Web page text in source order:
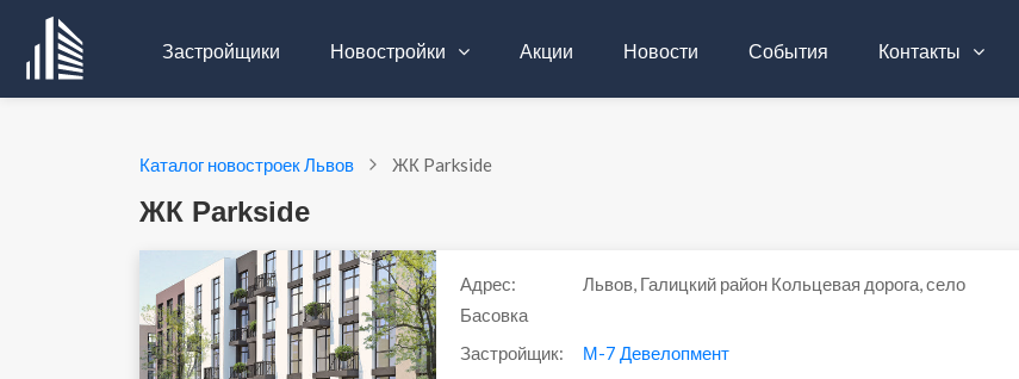
Застройщики Новостройки Акции Новости События Контакты
Каталог новостроек Львов ЖК Parkside
ЖК Parkside
Адрес:
Львов, Галицкий район Кольцевая дорога, село
Басовка
Застройщик:
М-7 Девелопмент